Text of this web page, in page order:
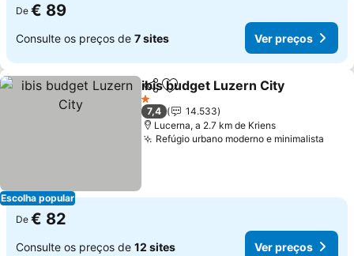
De € 89
Consulte os preços de 7 sites Ver preços
Escolha popular
PartilharAdicionar aos favoritos
ibis budget Luzern City
1 Estrelas
7,4
14.533
Lucerna, a 2.7 km de Kriens
Refúgio urbano moderno e minimalista
De € 82
Consulte os preços de 12 sites Ver preços